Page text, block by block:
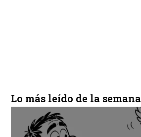
Lo más leído de la semana